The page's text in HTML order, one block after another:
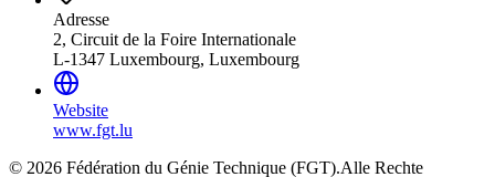
Adresse
2, Circuit de la Foire Internationale
L-1347 Luxembourg, Luxembourg
Website
www.fgt.lu
© 2026 Fédération du Génie Technique (FGT).Alle Rechte